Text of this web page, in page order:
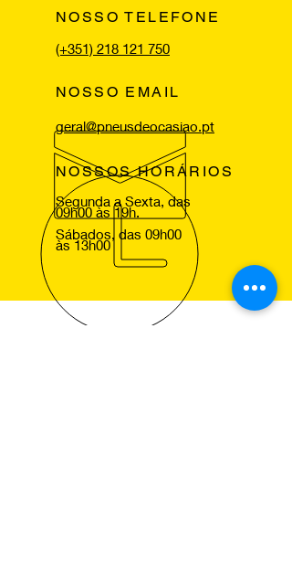
NOSSO TELEFONE
(+351) 218 121 750
NOSSO EMAIL
geral@pneusdeocasiao.pt
NOSSOS HORÁRIOS
Segunda a Sexta, das
09h00 às 19h.
Sábados, das 09h00
às 13h00